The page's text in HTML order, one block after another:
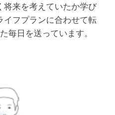
来を考えていたか学び
イフプランに合わせて転
毎日を送っています。